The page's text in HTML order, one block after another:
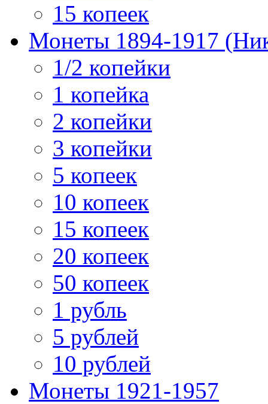
15 копеек
Монеты 1894-1917
1/2 копейки
1 копейка
2 копейки
3 копейки
5 копеек
10 копеек
15 копеек
20 копеек
50 копеек
1 рубль
5 рублей
10 рублей
Монеты 1921-1957